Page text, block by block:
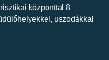
központtal 8
uszodákkal